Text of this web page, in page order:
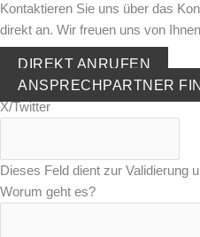
Kontaktieren Sie uns über das
direkt an. Wir freuen uns von
DIREKT ANRUFEN
ANSPRECHPARTNER
X/Twitter
Dieses Feld dient zur Validierung
Worum geht es?